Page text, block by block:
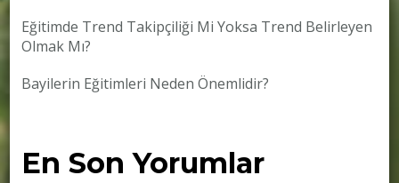
Eğitimde Trend Takipçiliği Mi Yoksa Trend Belirleyen
Olmak Mı?
Bayilerin Eğitimleri Neden Önemlidir?
En Son Yorumlar